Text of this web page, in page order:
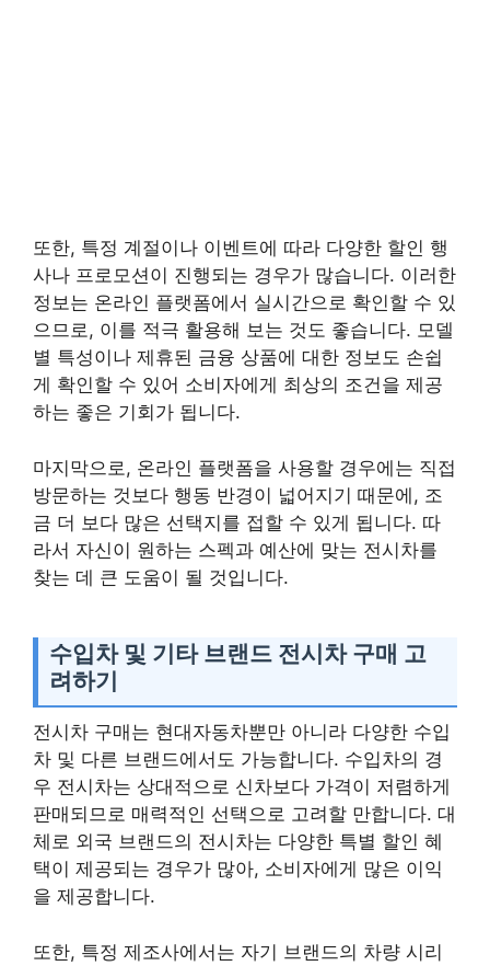
또한, 특정 계절이나 이벤트에 따라 다양한 할인 행
사나 프로모션이 진행되는 경우가 많습니다. 이러한
정보는 온라인 플랫폼에서 실시간으로 확인할 수 있
으므로, 이를 적극 활용해 보는 것도 좋습니다. 모델
별 특성이나 제휴된 금융 상품에 대한 정보도 손쉽
게 확인할 수 있어 소비자에게 최상의 조건을 제공
하는 좋은 기회가 됩니다.
마지막으로, 온라인 플랫폼을 사용할 경우에는 직접
방문하는 것보다 행동 반경이 넓어지기 때문에, 조
금 더 보다 많은 선택지를 접할 수 있게 됩니다. 따
라서 자신이 원하는 스펙과 예산에 맞는 전시차를
찾는 데 큰 도움이 될 것입니다.
수입차 및 기타 브랜드 전시차 구매 고
려하기
전시차 구매는 현대자동차뿐만 아니라 다양한 수입
차 및 다른 브랜드에서도 가능합니다. 수입차의 경
우 전시차는 상대적으로 신차보다 가격이 저렴하게
판매되므로 매력적인 선택으로 고려할 만합니다. 대
체로 외국 브랜드의 전시차는 다양한 특별 할인 혜
택이 제공되는 경우가 많아, 소비자에게 많은 이익
을 제공합니다.
또한, 특정 제조사에서는 자기 브랜드의 차량 시리